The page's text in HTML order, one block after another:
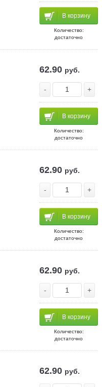
В корзину
Количество:
достаточно
62.90 руб.
- +
В корзину
Количество:
достаточно
62.90 руб.
- +
В корзину
Количество:
достаточно
62.90 руб.
- +
В корзину
Количество:
достаточно
62.90 руб.